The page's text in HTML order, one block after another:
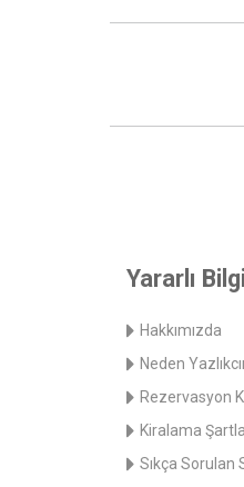
Yararlı
Hakkımızda
Neden
Rezervasyon
Kiralama
Sıkça Sorulan